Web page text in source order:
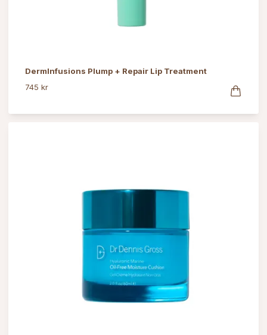
DermInfusions Plump + Repair Lip Treatment
745 kr